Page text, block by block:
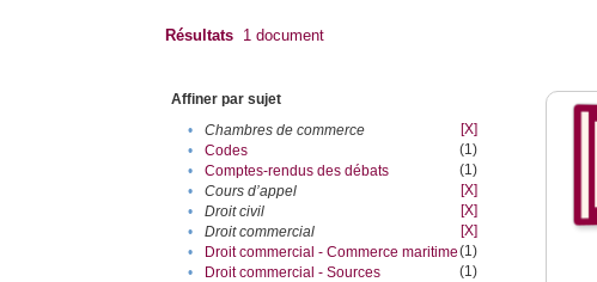
Résultats 1 document
Affiner par sujet
•
Chambres de commerce
[X]
•
Codes
(1)
•
Comptes-rendus des débats
(1)
•
Cours d’appel
[X]
•
Droit civil
[X]
•
Droit commercial
[X]
•
Droit commercial - Commerce maritime(1)
•
Droit commercial - Sources
(1)